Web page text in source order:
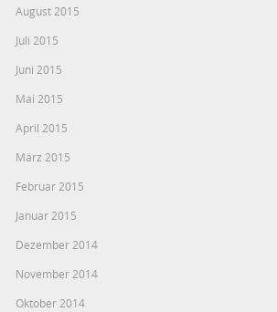
August 2015
Juli 2015
Juni 2015
Mai 2015
April 2015
März 2015
Februar 2015
Januar 2015
Dezember 2014
November 2014
Oktober 2014